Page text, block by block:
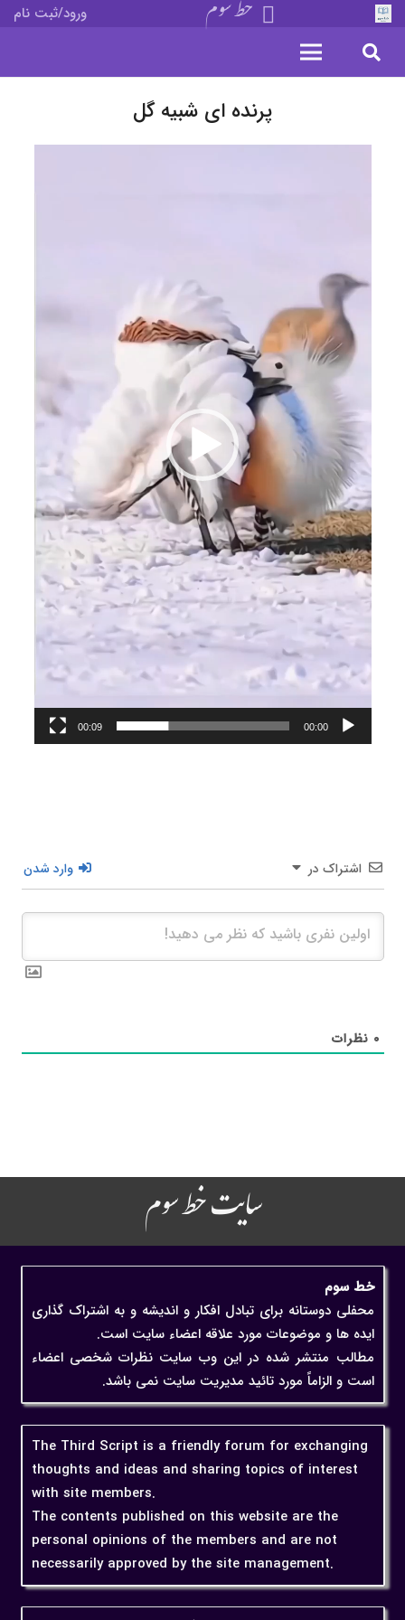
خط سوم ورود/ثبت نام
پرنده ای شبیه گل
00:00
00:09
اشتراک در وارد شدن
۰ نظرات
سایت خط سوم
خط سوم
محفلی دوستانه برای تبادل افکار و اندیشه و به اشتراک گذاری
ایده ها و موضوعات مورد علاقه اعضاء سایت است.
مطالب منتشر شده در این وب سایت نظرات شخصی اعضاء
است و الزاماً مورد تائید مدیریت سایت نمی باشد.
The Third Script is a friendly forum for exchanging
thoughts and ideas and sharing topics of interest
with site members.
The contents published on this website are the
personal opinions of the members and are not
necessarily approved by the site management.